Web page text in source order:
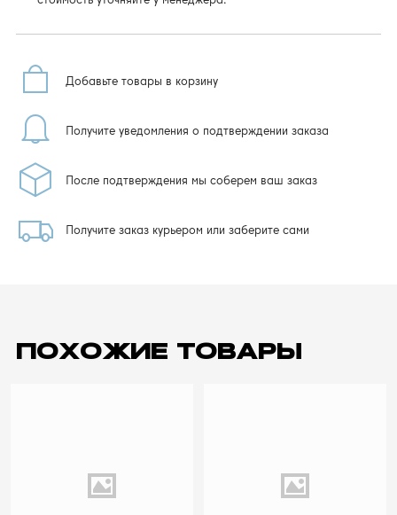
Добавьте товары в корзину
Получите уведомления о подтверждении заказа
После подтверждения мы соберем ваш заказ
Получите заказ курьером или заберите сами
ПОХОЖИЕ ТОВАРЫ